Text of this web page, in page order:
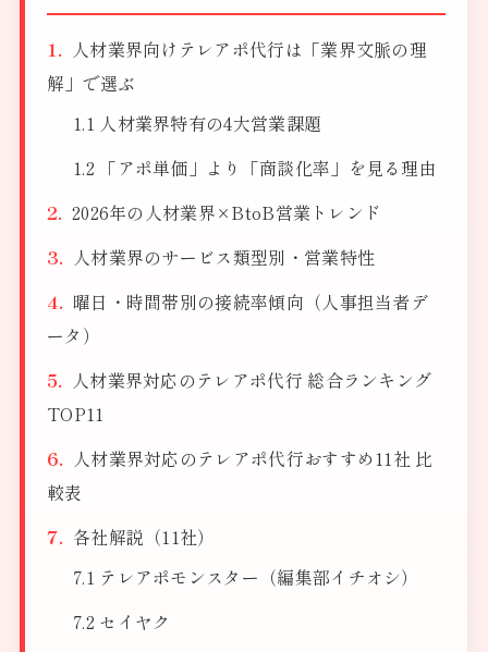
人材業界向けテレアポ代行は「業界文脈の理
解」で選ぶ
人材業界特有の4大営業課題
「アポ単価」より「商談化率」を見る理由
2026年の人材業界×BtoB営業トレンド
人材業界のサービス類型別・営業特性
曜日・時間帯別の接続率傾向（人事担当者デ
ータ）
人材業界対応のテレアポ代行 総合ランキング
TOP11
人材業界対応のテレアポ代行おすすめ11社 比
較表
各社解説（11社）
テレアポモンスター（編集部イチオシ）
セイヤク